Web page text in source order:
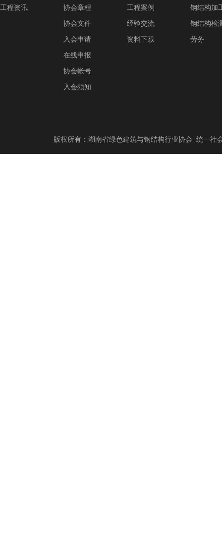
工程资讯
协会章程
协会文件
入会申请
在线申报
协会帐号
入会须知
工程案例
经验交流
资料下载
钢结构加
钢结构检
劳务
版权所有：湖南省绿色建筑与钢结构行业协会 统一